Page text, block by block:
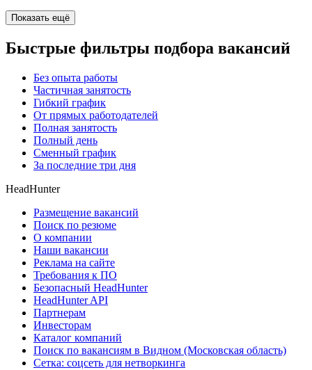
Показать ещё
Быстрые фильтры подбора вакансий
Без опыта работы
Частичная занятость
Гибкий график
От прямых работодателей
Полная занятость
Полный день
Сменный график
За последние три дня
HeadHunter
Размещение вакансий
Поиск по резюме
О компании
Наши вакансии
Реклама на сайте
Требования к ПО
Безопасный HeadHunter
HeadHunter API
Партнерам
Инвесторам
Каталог компаний
Поиск по вакансиям в Видном (Московская область)
Сетка: соцсеть для нетворкинга